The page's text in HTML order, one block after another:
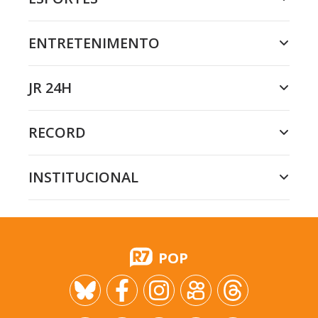
ENTRETENIMENTO
JR 24H
RECORD
INSTITUCIONAL
POP